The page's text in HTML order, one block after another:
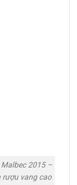
2015 –
rượu vang cao